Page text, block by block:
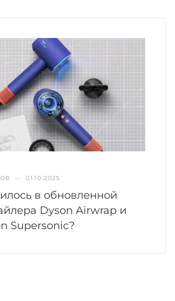
— 01.10.2025
в обновленной
Dyson Airwrap и
Supersonic?